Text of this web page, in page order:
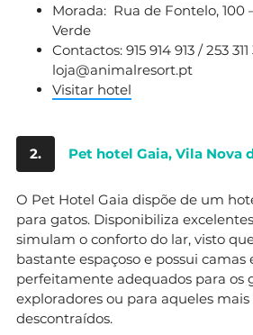
Morada: Rua de Fontelo, 100
Verde
Contactos: 915 914 913 / 253
loja@animalresort.pt
Visitar hotel
2. Pet hotel Gaia, Vila Nova
O Pet Hotel Gaia dispõe de um
para gatos. Disponibiliza
simulam o conforto do lar, visto
bastante espaçoso e possui
perfeitamente adequados para os
exploradores ou para aqueles mais
descontraídos.